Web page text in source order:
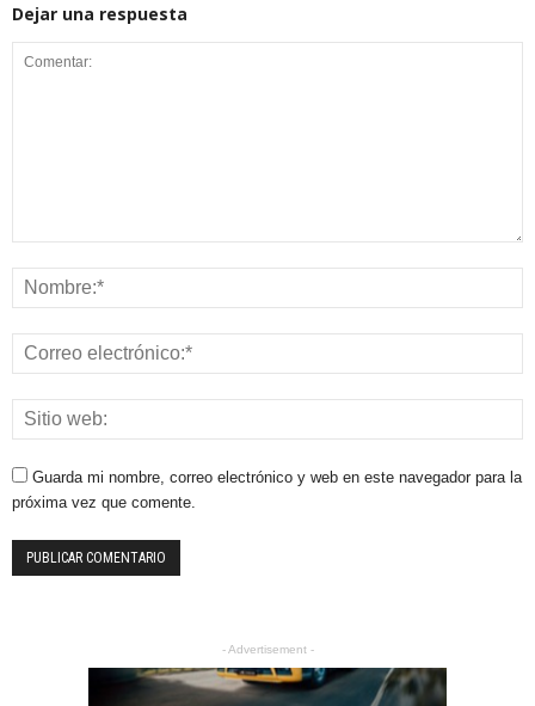
Dejar una respuesta
Guarda mi nombre, correo electrónico y web en este navegador para la
próxima vez que comente.
- Advertisement -